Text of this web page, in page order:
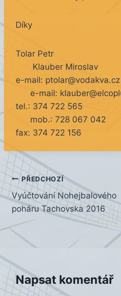
Díky
Tolar
Klauber Miroslav
e-mail:
e-mail:
tel.: 374
mob.: 728 067 042
fax: 374 722 156
Navigace
pro
příspěvek
PŘEDCHOZÍ
Vyúčtování Nohejbalového
poháru Tachovska 2016
Napsat komentář